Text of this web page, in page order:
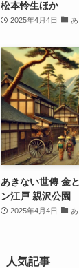
松本怜生ほか
2025年4月4日
あきない世傳 金
ン江戸 親沢公園
2025年4月4日
人気記事